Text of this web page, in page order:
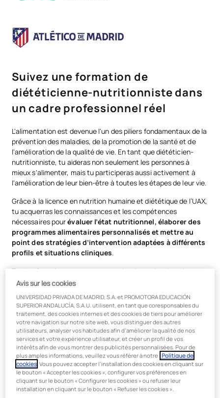
Suivez une formation de
diététicienne-nutritionniste dans
un cadre professionnel réel
L'alimentation est devenue l'un des piliers fondamentaux de la
prévention des maladies, de la promotion de la santé et de
l'amélioration de la qualité de vie. En tant que diététicien-
nutritionniste, tu aideras non seulement les personnes à
mieux s'alimenter, mais tu participeras aussi activement à
l'amélioration de leur bien-être à toutes les étapes de leur vie.
Grâce à la licence en nutrition humaine et diététique de l’UAX,
tu acquerras les connaissances et les compétences
nécessaires pourévaluer l’état nutritionnel, élaborer des
programmes alimentaires personnalisés et mettre au
point des stratégies d’intervention adaptées à différents
profils et situations cliniques.
Tout au long du programme, vous aborderez des domaines
tels que lanutrition clinique, la santé publique, la
nutrition sportive, l’industrie alimentaire et l’éducation
nutritionnelle, en développant une vision globale de la
profession qui vous permettra de collaborer avec d’autres
professionnels de santé et de relever les défis actuels en
matière de santé.
De plus, grâce à l’accord conclu avec Abbott, vous pourrez
obtenir uncertificat en malnutrition en soins primaires,
complétant ainsi votre formation par des contenus
spécialisés, des masterclasses et des activités
professionnelles liées à l’un des domaines ayant le plus grand
Avis sur les cookies
UNIVERSIDAD PRIVADA DE MADRID, S.A. et PROMOTORA EDUCACIÓN
SUPERIOR ANDALUCÍA, S.A.U. utilisent, en tant que coresponsables du
traitement, des cookies internes et des cookies de tiers pour améliorer
votre navigation sur notre site web, vous distinguer des autres
utilisateurs, analyser vos habitudes afin d’améliorer la qualité de nos
services et votre expérience utilisateur, et créer un profil de vos
intérêts afin de vous montrer des publicités personnalisées. Pour de
plus amples informations, veuillez vous référer à notre Politique de
cookies . Vous pouvez accepter l’installation des cookies en cliquant sur
le bouton « Accepter les cookies », configurer vos préférences en
cliquant sur le bouton « Configurer les cookies » ou refuser leur
installation en cliquant sur le bouton « Refuser les cookies ».